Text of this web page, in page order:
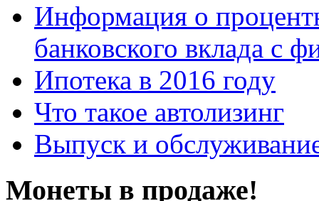
Информация о
банковского вклада с
Ипотека в 2016 году
Что такое автолизинг
Выпуск и
Монеты в продаже!